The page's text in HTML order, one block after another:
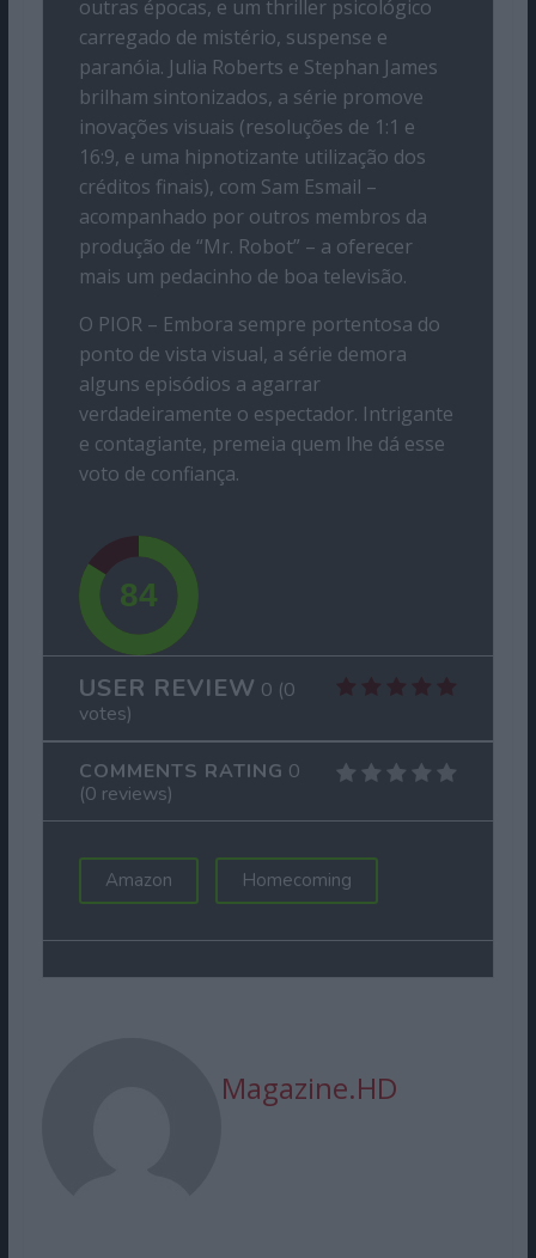
outras épocas, e um thriller psicológico
carregado de mistério, suspense e
paranóia. Julia Roberts e Stephan James
brilham sintonizados, a série promove
inovações visuais (resoluções de 1:1 e
16:9, e uma hipnotizante utilização dos
créditos finais), com Sam Esmail –
acompanhado por outros membros da
produção de “Mr. Robot” – a oferecer
mais um pedacinho de boa televisão.
O PIOR – Embora sempre portentosa do
ponto de vista visual, a série demora
alguns episódios a agarrar
verdadeiramente o espectador. Intrigante
e contagiante, premeia quem lhe dá esse
voto de confiança.
USER REVIEW 0 (0
votes)
COMMENTS RATING 0
(0 reviews)
Amazon Homecoming
Magazine.HD